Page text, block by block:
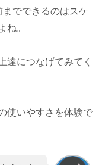
でできるのはスケ
ね。
達につなげてみてく
使いやすさを体験で